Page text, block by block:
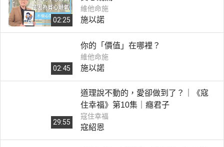
02:25
維他命施
施以諾
02:45
你的「價值」在哪裡？
維他命施
施以諾
29:55
道理說不動的，愛卻做到了？｜《寇
住幸福》第10集｜癮君子
寇住幸福
寇紹恩